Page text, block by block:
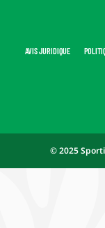
AVIS JURIDIQUE
© 2025